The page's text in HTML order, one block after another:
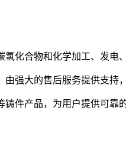
化合物和化学加工、发电
强大的售后服务提供支持
件产品，为用户提供可靠